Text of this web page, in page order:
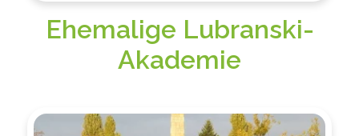
Ehemalige Lubranski-
Akademie